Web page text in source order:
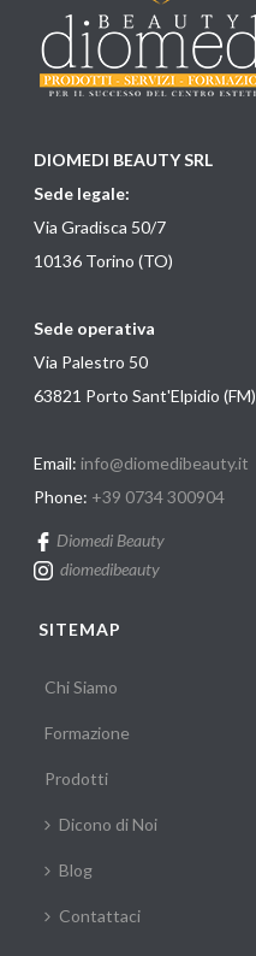
DIOMEDI BEAUTY SRL
Sede legale:
Via Gradisca 50/7
10136 Torino (TO)
Sede operativa
Via Palestro 50
63821 Porto Sant'Elpidio (FM)
Email: info@diomedibeauty.it
Phone: +39 0734 300904
Diomedi Beauty
diomedibeauty
SITEMAP
Chi Siamo
Formazione
Prodotti
Dicono di Noi
Blog
Contattaci